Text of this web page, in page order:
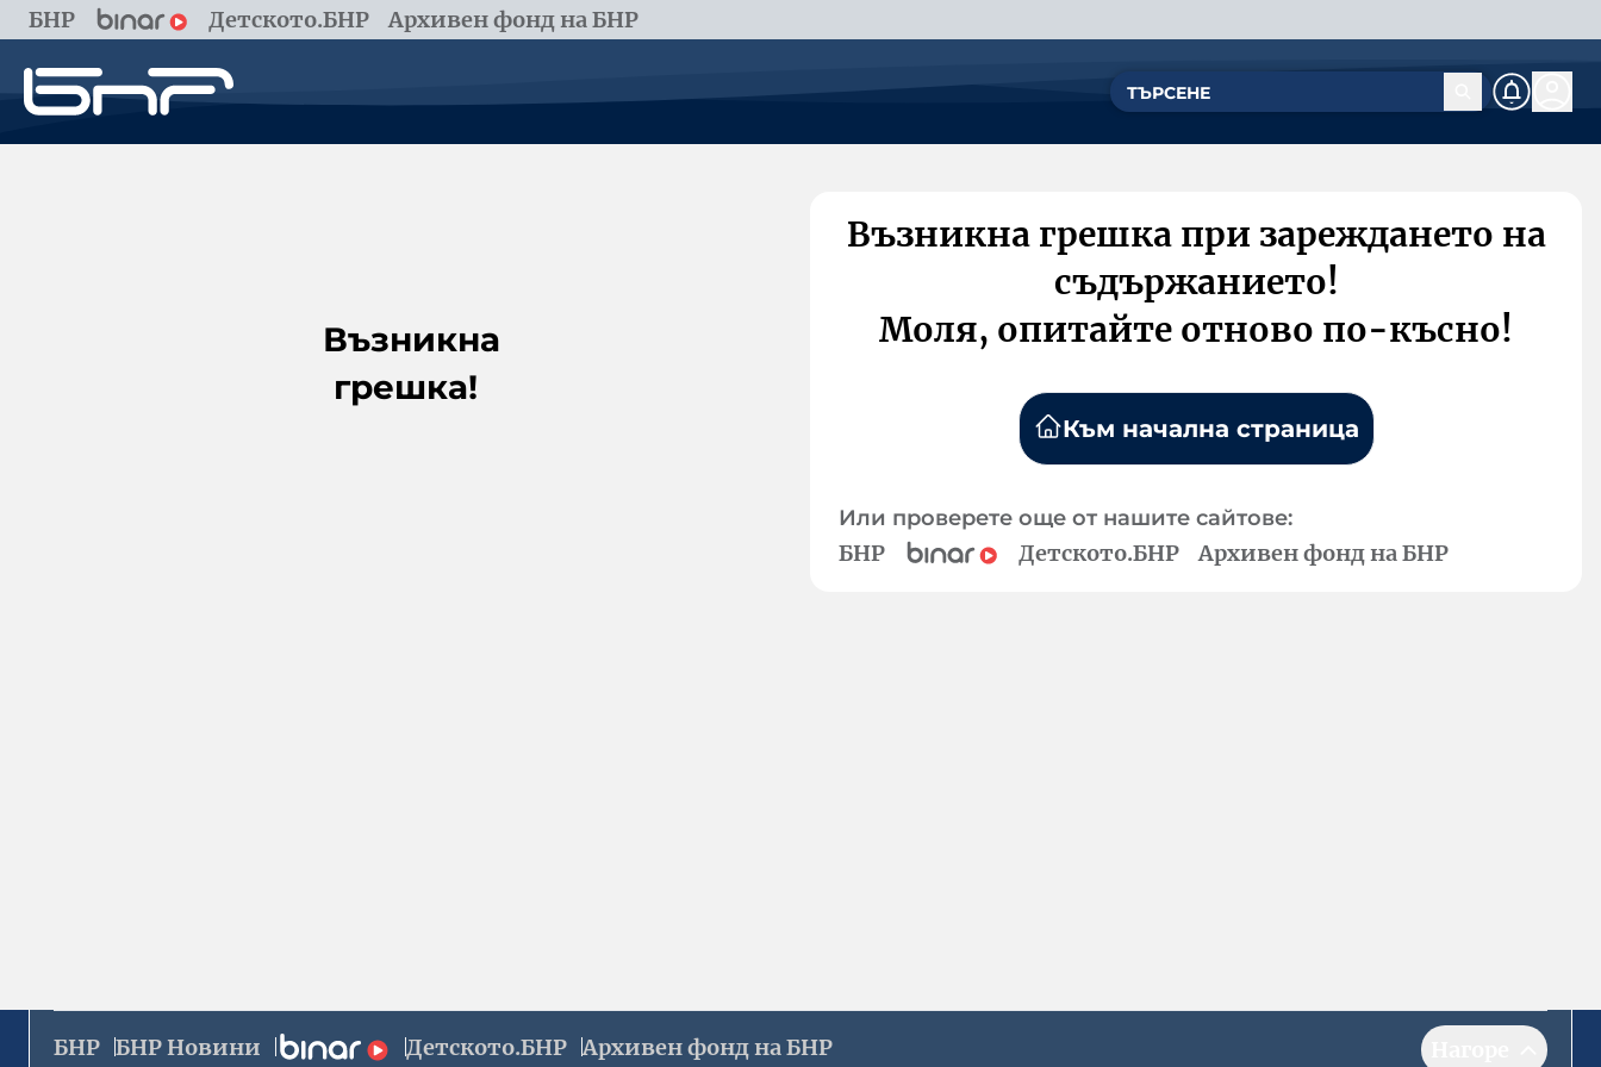
БНР Детското.БНР Архивен фонд на БНР
Възникна
грешка!
Възникна грешка при зареждането на
съдържанието!
Моля, опитайте отново по-късно!
Към начална страница
Или проверете още от нашите сайтове:
БНР Детското.БНР Архивен фонд на БНР
БНР БНР Новини Детското.БНР Архивен фонд на БНР